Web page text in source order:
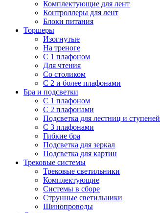
Комплектующие для лент
Контроллеры для лент
Блоки питания
Торшеры
Изогнутые
На треноге
С 1 плафоном
Для чтения
Со столиком
С 2 и более плафонами
Бра и подсветки
С 1 плафоном
С 2 плафонами
Подсветка для лестниц и ступеней
С 3 плафонами
Гибкие бра
Подсветка для зеркал
Подсветка для картин
Трековые системы
Трековые светильники
Комплектующие
Системы в сборе
Струнные светильники
Шинопроводы